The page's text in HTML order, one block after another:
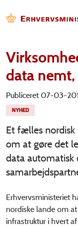
data
Publiceret 07-03-
NYHED
Et fælles nordisk
om at gøre det
data automatisk
Erhvervsministeriet
nordiske lande om
infrastruktur i hvert